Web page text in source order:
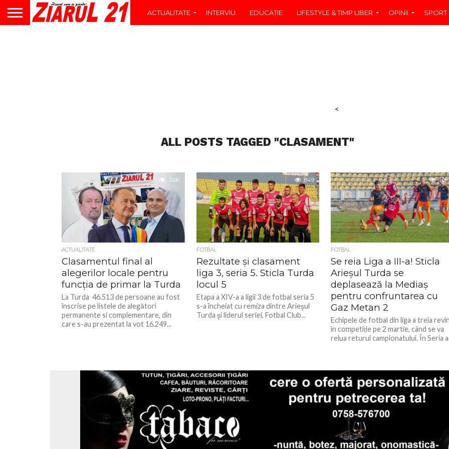
ACTUALITATE INTERVIU EDUCAŢIE LIFESTYLE & TIMP LIBER OPINII SPORT
<
ALL POSTS TAGGED "CLASAMENT"
3.6K
ACTUALITATE
Clasamentul final al
alegerilor locale pentru
funcția de primar la Turda
La Turda 46.513 de persoane au fost
înscrise pe listele de alegători
permanente si complementare, din
care s-au prezentat la vot 16.249...
849
FOTBAL
Rezultate şi clasament
liga 3, seria 5. Sticla Turda
locul 5
Etapa a XIV-a a ligii 3 de fotbal seria 5
s-a încheiat cu remiza dintre Arieşul
Turda şi liderul seriei, Fotbal Club...
1.0K
FOTBAL
Se reia Liga a III-a! Sticla
Arieşul Turda se
deplasează la Mediaş
pentru confruntarea cu
Gaz Metan 2
Echipele de fotbal din liga a treia
în competiție pe 2 martie, când se va
relua returul campionatului. În Seria